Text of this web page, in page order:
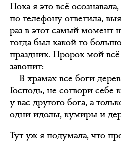
Пока я это всё
по телефону ответила,
раз в этот самый момент
тогда был какой-то
праздник. Пророк мой
завопит:
— В храмах все боги
Господь, не сотвори себе
у вас другого бога, а
одни идолы, кумиры и
Тут уж я подумала, что